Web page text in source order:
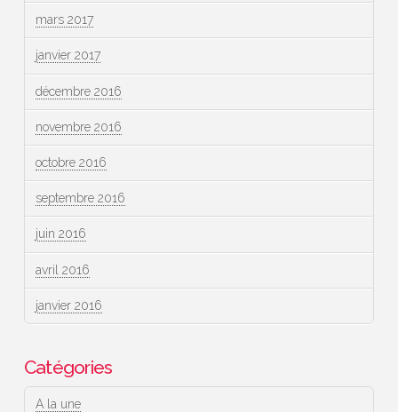
mars 2017
janvier 2017
décembre 2016
novembre 2016
octobre 2016
septembre 2016
juin 2016
avril 2016
janvier 2016
Catégories
A la une